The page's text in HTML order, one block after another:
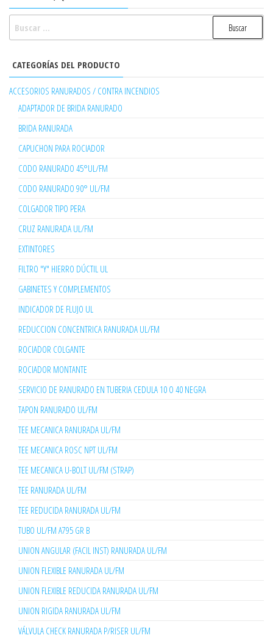
CATEGORÍAS DEL PRODUCTO
ACCESORIOS RANURADOS / CONTRA INCENDIOS
ADAPTADOR DE BRIDA RANURADO
BRIDA RANURADA
CAPUCHON PARA ROCIADOR
CODO RANURADO 45°UL/FM
CODO RANURADO 90° UL/FM
COLGADOR TIPO PERA
CRUZ RANURADA UL/FM
EXTINTORES
FILTRO "Y" HIERRO DÚCTIL UL
GABINETES Y COMPLEMENTOS
INDICADOR DE FLUJO UL
REDUCCION CONCENTRICA RANURADA UL/FM
ROCIADOR COLGANTE
ROCIADOR MONTANTE
SERVICIO DE RANURADO EN TUBERIA CEDULA 10 O 40 NEGRA
TAPON RANURADO UL/FM
TEE MECANICA RANURADA UL/FM
TEE MECANICA ROSC NPT UL/FM
TEE MECANICA U-BOLT UL/FM (STRAP)
TEE RANURADA UL/FM
TEE REDUCIDA RANURADA UL/FM
TUBO UL/FM A795 GR B
UNION ANGULAR (FACIL INST) RANURADA UL/FM
UNION FLEXIBLE RANURADA UL/FM
UNION FLEXIBLE REDUCIDA RANURADA UL/FM
UNION RIGIDA RANURADA UL/FM
VÁLVULA CHECK RANURADA P/RISER UL/FM